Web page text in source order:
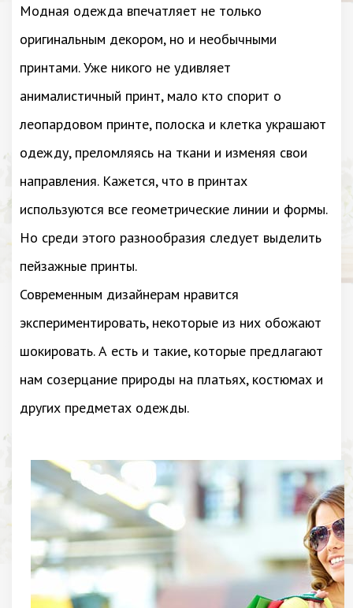
Модная одежда впечатляет не только
оригинальным декором, но и необычными
принтами. Уже никого не удивляет
анималистичный принт, мало кто спорит о
леопардовом принте, полоска и клетка украшают
одежду, преломляясь на ткани и изменяя свои
направления. Кажется, что в принтах
используются все геометрические линии и формы.
Но среди этого разнообразия следует выделить
пейзажные принты.
Современным дизайнерам нравится
экспериментировать, некоторые из них обожают
шокировать. А есть и такие, которые предлагают
нам созерцание природы на платьях, костюмах и
других предметах одежды.